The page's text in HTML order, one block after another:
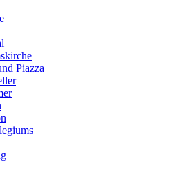
Piazza